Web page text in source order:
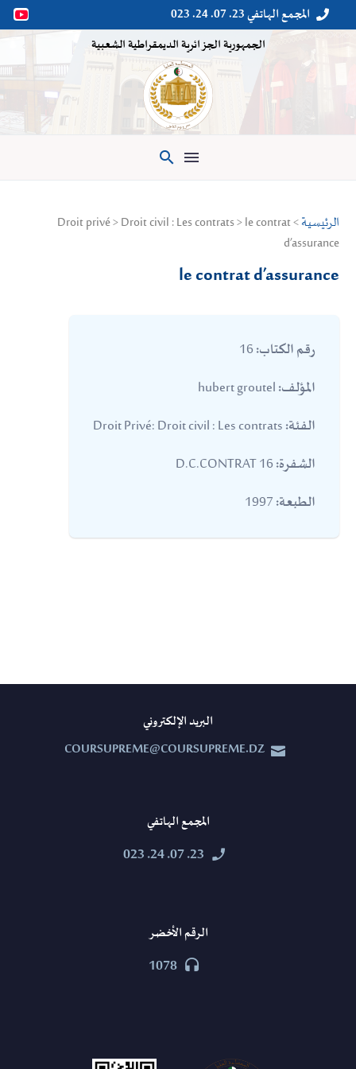

 المجمع الهاتفي 23. 07. 24. 023
الجمهورية الجزائرية الديمقراطية الشعبية

الرئيسية > Droit privé > Droit civil : Les contrats > le contrat
d’assurance
le contrat d’assurance
رقم الكتاب:
المؤلف:
الفئة:
الشفرة:
الطبعة:
البريد الإلكتروني


COURSUPREME@COURSUPREME.DZ
المجمع الهاتفي


23. 07. 24. 023
الرقم الأخضر


1078